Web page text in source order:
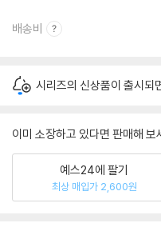
배송비
시리즈의 신상품이 출시되
이미 소장하고 있다면 판매해 보
예스24에 팔기
최상 매입가 2,600원